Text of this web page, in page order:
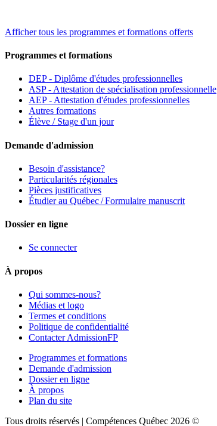
Afficher tous les programmes et formations offerts
Programmes et formations
DEP - Diplôme d'études professionnelles
ASP - Attestation de spécialisation professionnelle
AEP - Attestation d'études professionnelles
Autres formations
Élève / Stage d'un jour
Demande d'admission
Besoin d'assistance?
Particularités régionales
Pièces justificatives
Étudier au Québec / Formulaire manuscrit
Dossier en ligne
Se connecter
À propos
Qui sommes-nous?
Médias et logo
Termes et conditions
Politique de confidentialité
Contacter AdmissionFP
Programmes et formations
Demande d'admission
Dossier en ligne
À propos
Plan du site
Tous droits réservés | Compétences Québec 2026 ©